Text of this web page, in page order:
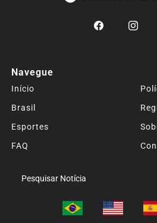
Navegue
Início
Brasil
Esportes
FAQ
Pesquisar Notícia
Termos de Uso e
de navegação. Ao continuar o